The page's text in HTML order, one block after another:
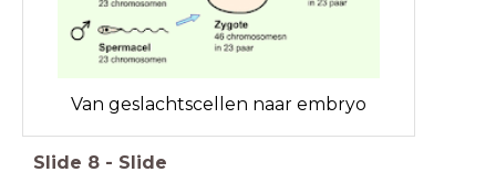
Van geslachtscellen naar embryo
Slide 8 - Slide